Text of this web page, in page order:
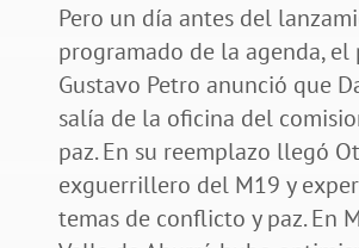
Pero un día antes del
programado de la agenda, el
Gustavo Petro anunció que
salía de la oficina del
paz. En su reemplazo llegó
exguerrillero del M19 y
temas de conflicto y paz. En